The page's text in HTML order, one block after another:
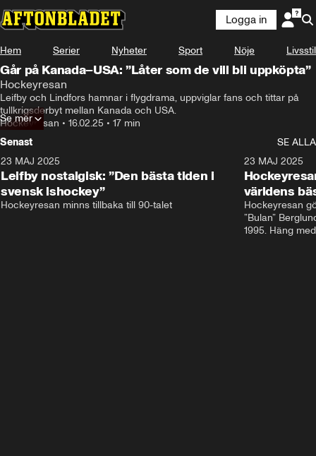
Logga in
Hem Serier Nyheter Sport Nöje Livsstil
Går på Kanada–USA: ”Låter som de vill bli uppköpta”
Hockeyresan
Leifby och Lindfors hamnar i flygdrama, uppviglar fans och tittar på
tullkrigsderbyt mellan Kanada och USA.
Hockeyresan • 16.02.25 • 17 min
Se mer
Senast
SE ALLA
23 MAJ 2025
Leifby nostalgisk: ”Den bästa tiden i
svensk ishockey”
Hockeyresan minns tillbaka till 90-talet
23 MAJ 2025
världens
Hockeyresan
”Bulan”
1995. Häng